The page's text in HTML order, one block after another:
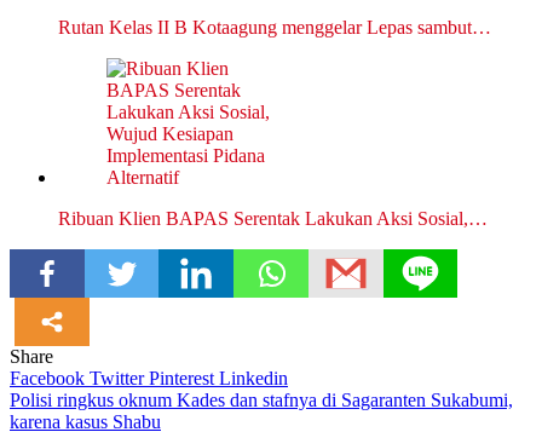
Rutan Kelas II B Kotaagung menggelar Lepas sambut…
Ribuan Klien BAPAS Serentak Lakukan Aksi Sosial,…
Share
Facebook TwitterPinterest Linkedin
Navigasi
Polisi ringkus oknum Kades dan stafnya di Sagaranten Sukabumi,
karena kasus Shabu